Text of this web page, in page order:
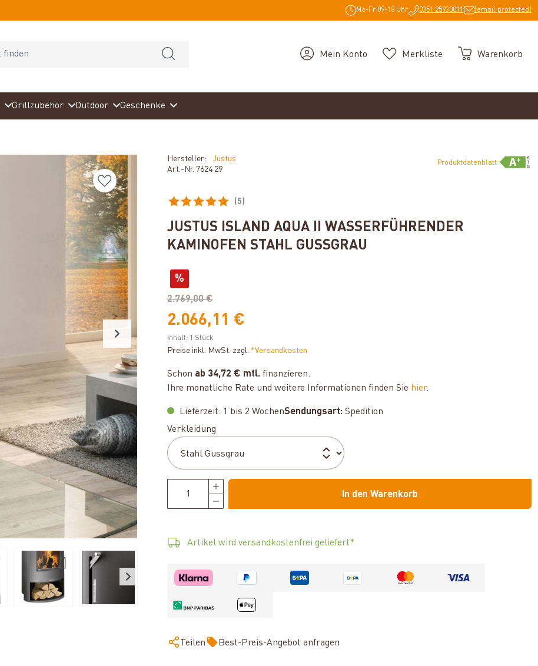
Mo-Fr 09-18 Uhr 0351 25930011 [email protected]
Mein Konto Merkliste Warenkorb
Grillzubehör Outdoor Geschenke
Hersteller:
Justus
Art.-Nr. 7624 29
Produktdatenblatt
(5)
JUSTUS ISLAND AQUA II WASSERFÜHRENDER
KAMINOFEN STAHL GUSSGRAU
%
2.769,00 €
2.066,11 €
Inhalt: 1 Stück
Preise inkl. MwSt. zzgl. *Versandkosten
Schon ab 34,72 € mtl. finanzieren.
Ihre monatliche Rate und weitere Informationen finden Sie hier.
Lieferzeit: 1 bis 2 WochenSendungsart: Spedition
Verkleidung
In den Warenkorb
Artikel wird versandkostenfrei geliefert*
Teilen Best-Preis-Angebot anfragen